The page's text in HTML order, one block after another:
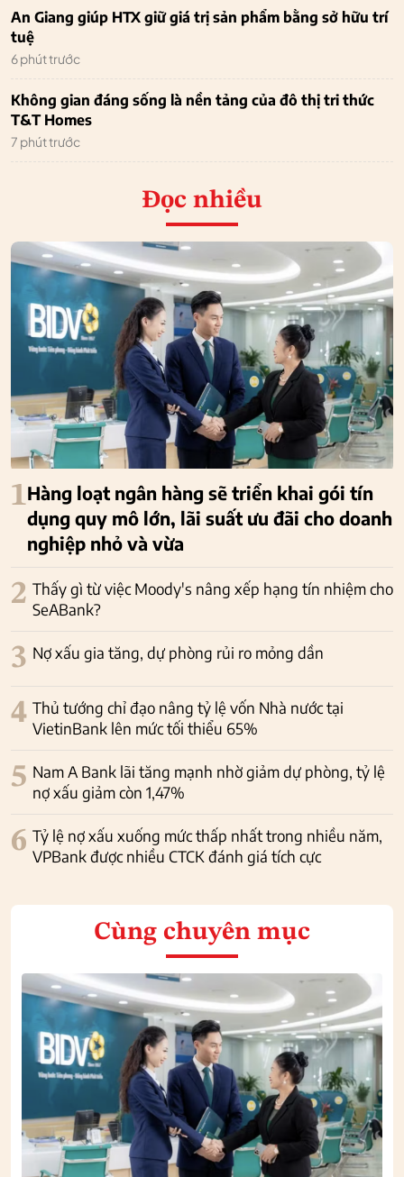
An Giang giúp HTX giữ giá trị sản phẩm bằng sở hữu trí
tuệ
6 phút trước
Không gian đáng sống là nền tảng của đô thị tri thức
T&T Homes
7 phút trước
Đọc nhiều
1Hàng loạt ngân hàng sẽ triển khai gói tín
dụng quy mô lớn, lãi suất ưu đãi cho doanh
nghiệp nhỏ và vừa
2 Thấy gì từ việc Moody's nâng xếp hạng tín nhiệm cho
SeABank?
3 Nợ xấu gia tăng, dự phòng rủi ro mỏng dần
4 Thủ tướng chỉ đạo nâng tỷ lệ vốn Nhà nước tại
VietinBank lên mức tối thiểu 65%
5 Nam A Bank lãi tăng mạnh nhờ giảm dự phòng, tỷ lệ
nợ xấu giảm còn 1,47%
6 Tỷ lệ nợ xấu xuống mức thấp nhất trong nhiều năm,
VPBank được nhiều CTCK đánh giá tích cực
Cùng chuyên mục